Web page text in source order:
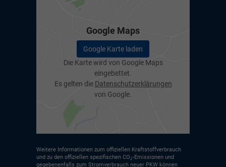
Google Maps
Google Karte laden
Die Karte wird von Google Maps
eingebettet.
Es gelten die Datenschutzerklärungen
von Google.
Weitere Informationen zum offiziellen Kraftstoffverbrauch
und zu den offiziellen spezifischen CO2-Emissionen und
gegebenenfalls zum Stromverbrauch neuer PKW können